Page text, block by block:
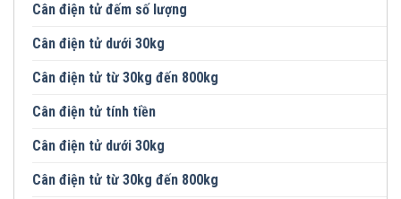
Cân điện tử đếm số lượng
Cân điện tử dưới 30kg
Cân điện tử từ 30kg đến 800kg
Cân điện tử tính tiền
Cân điện tử dưới 30kg
Cân điện tử từ 30kg đến 800kg